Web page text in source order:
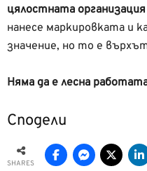
цялостната
нанесе маркировката и
значение, но то е
Няма да е лесна
Сподели
SHARES